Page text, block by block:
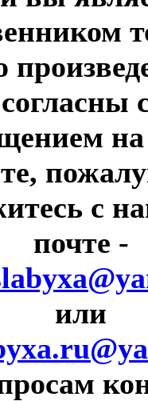
с
почте -
или